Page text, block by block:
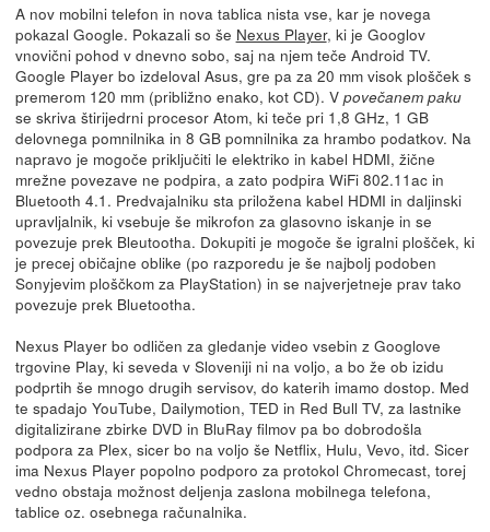
A nov mobilni telefon in nova tablica nista vse, kar je novega
pokazal Google. Pokazali so še Nexus Player, ki je Googlov
vnovični pohod v dnevno sobo, saj na njem teče Android TV.
Google Player bo izdeloval Asus, gre pa za 20 mm visok plošček s
premerom 120 mm (približno enako, kot CD). V povečanem paku
se skriva štirijedrni procesor Atom, ki teče pri 1,8 GHz, 1 GB
delovnega pomnilnika in 8 GB pomnilnika za hrambo podatkov. Na
napravo je mogoče priključiti le elektriko in kabel HDMI, žične
mrežne povezave ne podpira, a zato podpira WiFi 802.11ac in
Bluetooth 4.1. Predvajalniku sta priložena kabel HDMI in daljinski
upravljalnik, ki vsebuje še mikrofon za glasovno iskanje in se
povezuje prek Bleutootha. Dokupiti je mogoče še igralni plošček, ki
je precej običajne oblike (po razporedu je še najbolj podoben
Sonyjevim ploščkom za PlayStation) in se najverjetneje prav tako
povezuje prek Bluetootha.
Nexus Player bo odličen za gledanje video vsebin z Googlove
trgovine Play, ki seveda v Sloveniji ni na voljo, a bo že ob izidu
podprtih še mnogo drugih servisov, do katerih imamo dostop. Med
te spadajo YouTube, Dailymotion, TED in Red Bull TV, za lastnike
digitalizirane zbirke DVD in BluRay filmov pa bo dobrodošla
podpora za Plex, sicer bo na voljo še Netflix, Hulu, Vevo, itd. Sicer
ima Nexus Player popolno podporo za protokol Chromecast, torej
vedno obstaja možnost deljenja zaslona mobilnega telefona,
tablice oz. osebnega računalnika.